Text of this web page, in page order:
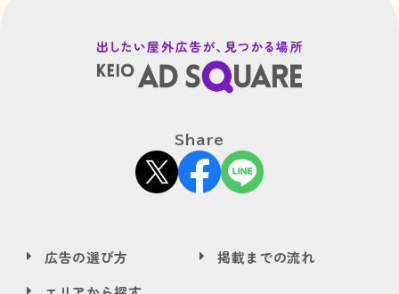
Share
広告の選び方
掲載までの流れ